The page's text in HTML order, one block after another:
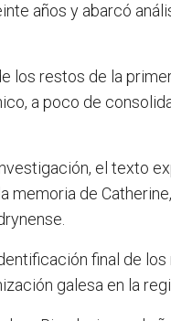
años y abarcó
restos de la
a poco de
el texto
memoria de
final de
galesa en la